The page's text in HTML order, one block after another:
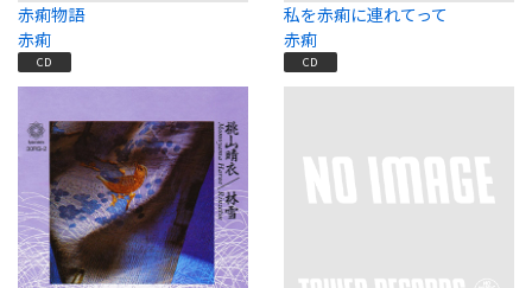
赤痢物語
赤痢
CD
私を赤痢に連れてって
赤痢
CD